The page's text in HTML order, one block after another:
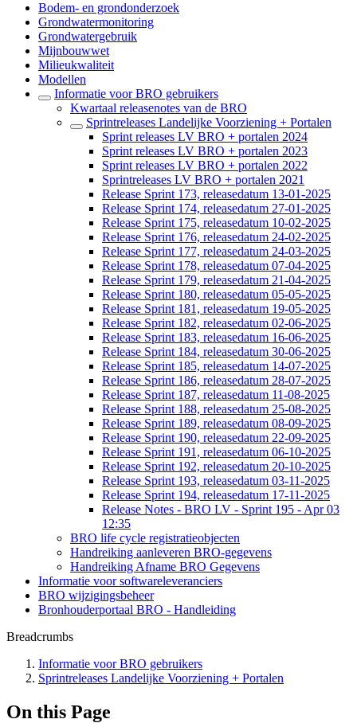
Bodem- en grondonderzoek
Grondwatermonitoring
Grondwatergebruik
Mijnbouwwet
Milieukwaliteit
Modellen
Informatie voor BRO gebruikers
Kwartaal releasenotes van de BRO
Sprintreleases Landelijke Voorziening + Portalen
Sprint releases LV BRO + portalen 2024
Sprint releases LV BRO + portalen 2023
Sprint releases LV BRO + portalen 2022
Sprintreleases LV BRO + portalen 2021
Release Sprint 173, releasedatum 13-01-2025
Release Sprint 174, releasedatum 27-01-2025
Release Sprint 175, releasedatum 10-02-2025
Release Sprint 176, releasedatum 24-02-2025
Release Sprint 177, releasedatum 24-03-2025
Release Sprint 178, releasedatum 07-04-2025
Release Sprint 179, releasedatum 21-04-2025
Release Sprint 180, releasedatum 05-05-2025
Release Sprint 181, releasedatum 19-05-2025
Release Sprint 182, releasedatum 02-06-2025
Release Sprint 183, releasedatum 16-06-2025
Release Sprint 184, releasedatum 30-06-2025
Release Sprint 185, releasedatum 14-07-2025
Release Sprint 186, releasedatum 28-07-2025
Release Sprint 187, releasedatum 11-08-2025
Release Sprint 188, releasedatum 25-08-2025
Release Sprint 189, releasedatum 08-09-2025
Release Sprint 190, releasedatum 22-09-2025
Release Sprint 191, releasedatum 06-10-2025
Release Sprint 192, releasedatum 20-10-2025
Release Sprint 193, releasedatum 03-11-2025
Release Sprint 194, releasedatum 17-11-2025
Release Notes - BRO LV - Sprint 195 - Apr 03
12:35
BRO life cycle registratieobjecten
Handreiking aanleveren BRO-gegevens
Handreiking Afname BRO Gegevens
Informatie voor softwareleveranciers
BRO wijzigingsbeheer
Bronhouderportaal BRO - Handleiding
Breadcrumbs
Informatie voor BRO gebruikers
Sprintreleases Landelijke Voorziening + Portalen
On this Page